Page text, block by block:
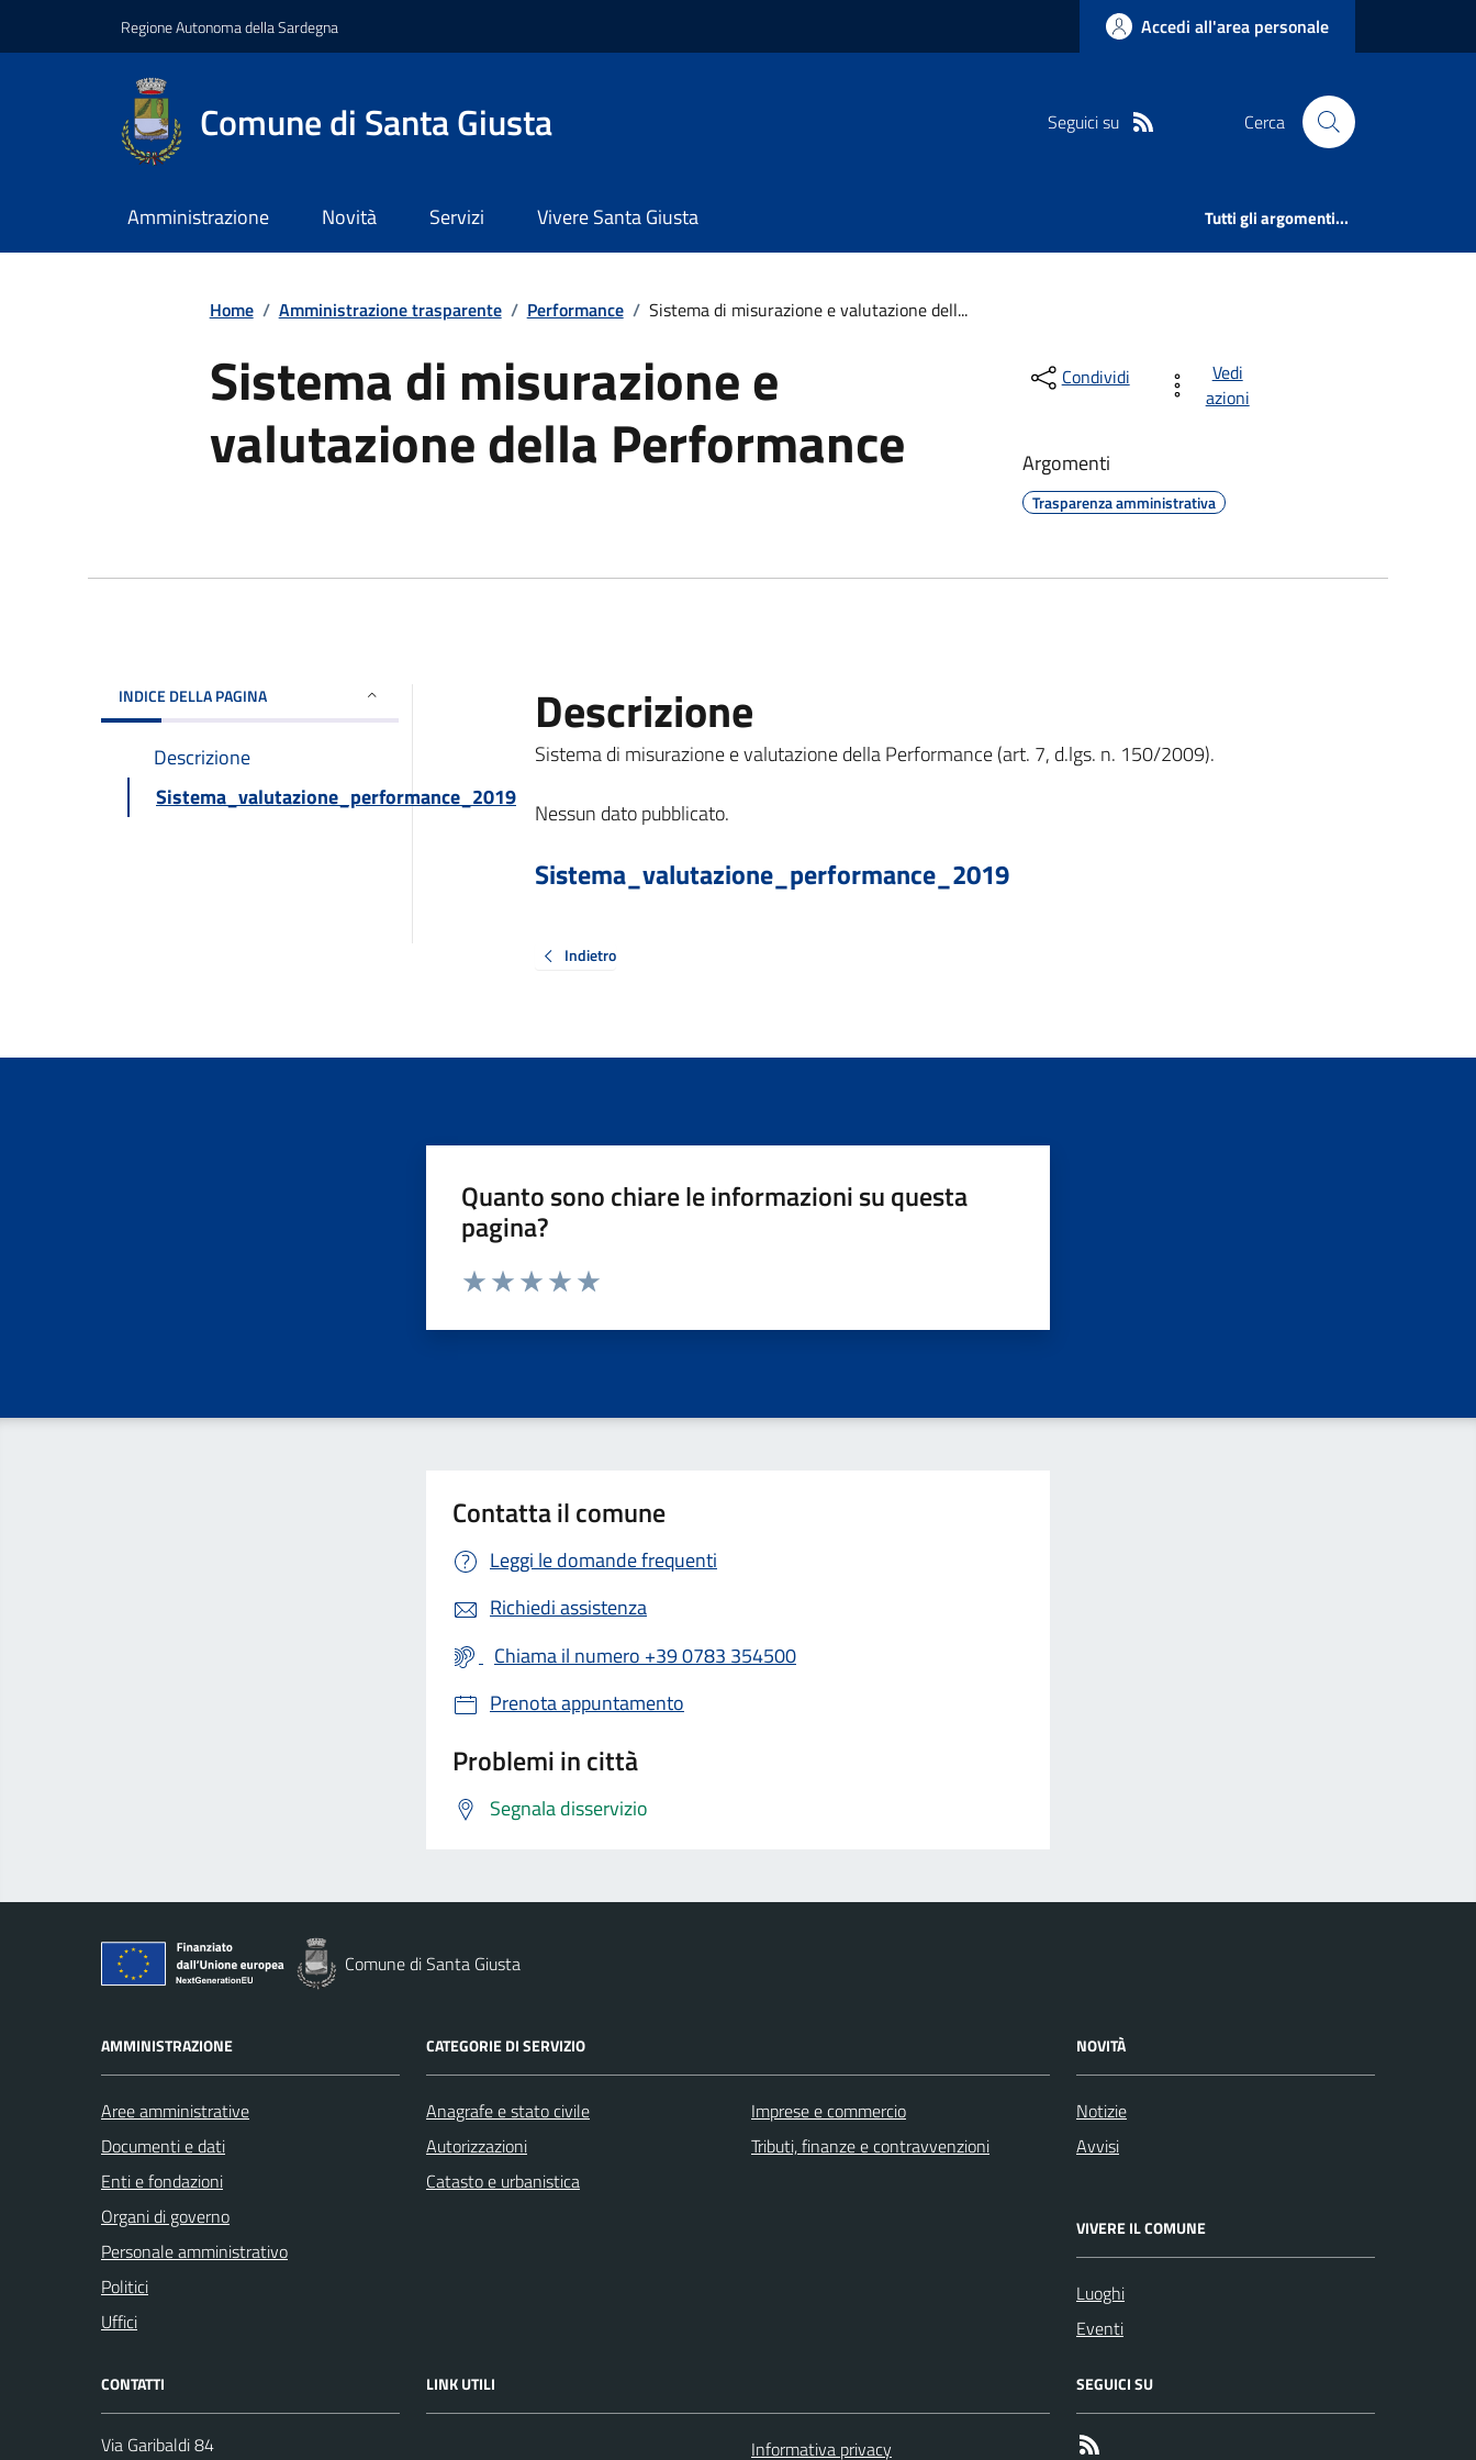
Regione Autonoma della Sardegna Accedi all'area personale
Comune di Santa Giusta Seguici su Cerca
Amministrazione Novità Servizi Vivere Santa Giusta Tutti gli argomenti...
Home / Amministrazione trasparente / Performance / Sistema di misurazione e valutazione dell...
Sistema di misurazione e
valutazione della Performance
Condividi
Vedi
azioni
Argomenti
Trasparenza amministrativa
INDICE DELLA PAGINA
Descrizione
Sistema_valutazione_performance_2019
Descrizione
Sistema di misurazione e valutazione della Performance (art. 7, d.lgs. n. 150/2009).
Nessun dato pubblicato.
Sistema_valutazione_performance_2019
Indietro
Quanto sono chiare le informazioni su questa
pagina?
Valuta da 1 a 5 stelle la pagina
Contatta il comune
Leggi le domande frequenti
Richiedi assistenza
Chiama il numero +39 0783 354500
Prenota appuntamento
Problemi in città
Segnala disservizio
Comune di Santa Giusta
AMMINISTRAZIONE
Aree amministrative
Documenti e dati
Enti e fondazioni
Organi di governo
Personale amministrativo
Politici
Uffici
CATEGORIE DI SERVIZIO
Anagrafe e stato civile
Autorizzazioni
Catasto e urbanistica
Imprese e commercio
Tributi, finanze e contravvenzioni
NOVITÀ
Notizie
Avvisi
VIVERE IL COMUNE
Luoghi
Eventi
CONTATTI
Via Garibaldi 84
LINK UTILI
Informativa privacy
SEGUICI SU